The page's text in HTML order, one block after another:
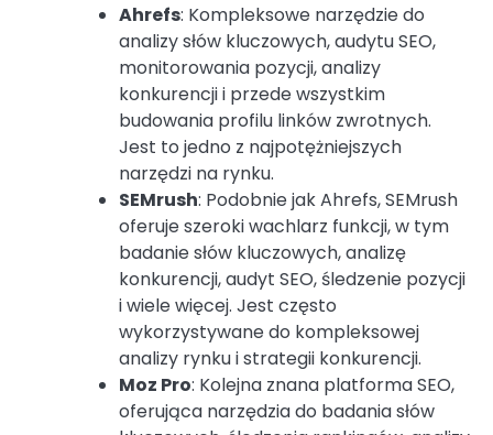
Ahrefs: Kompleksowe narzędzie do
analizy słów kluczowych, audytu SEO,
monitorowania pozycji, analizy
konkurencji i przede wszystkim
budowania profilu linków zwrotnych.
Jest to jedno z najpotężniejszych
narzędzi na rynku.
SEMrush: Podobnie jak Ahrefs, SEMrush
oferuje szeroki wachlarz funkcji, w tym
badanie słów kluczowych, analizę
konkurencji, audyt SEO, śledzenie pozycji
i wiele więcej. Jest często
wykorzystywane do kompleksowej
analizy rynku i strategii konkurencji.
Moz Pro: Kolejna znana platforma SEO,
oferująca narzędzia do badania słów